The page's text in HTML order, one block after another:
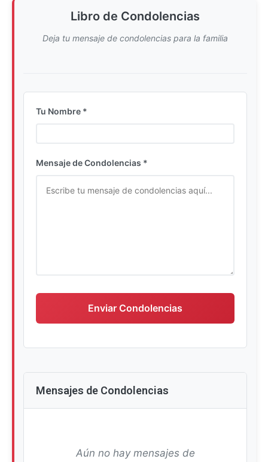
Libro de Condolencias
Deja tu mensaje de condolencias para la familia
Tu Nombre *
Mensaje de Condolencias *
Enviar Condolencias
Mensajes de Condolencias
Aún no hay mensajes de